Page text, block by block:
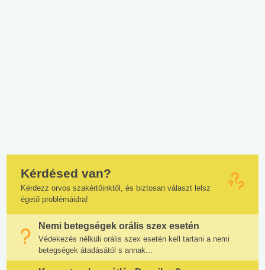
Kérdésed van?
Kérdezz orvos szakértőinktől, és biztosan választ lelsz
égető problémáidra!
Nemi betegségek orális szex esetén
Védekezés nélküli orális szex esetén kell tartani a nemi
betegségek átadásától s annak...